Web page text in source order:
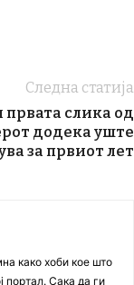
Следна статија
првата слика од
додека уште
за првиот лет
како хоби кое што
портал. Сака да ги